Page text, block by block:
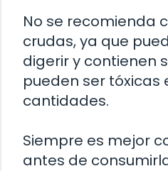
No se recomienda
crudas, ya que
digerir y contienen
pueden ser tóxicas
cantidades.
Siempre es mejor
antes de